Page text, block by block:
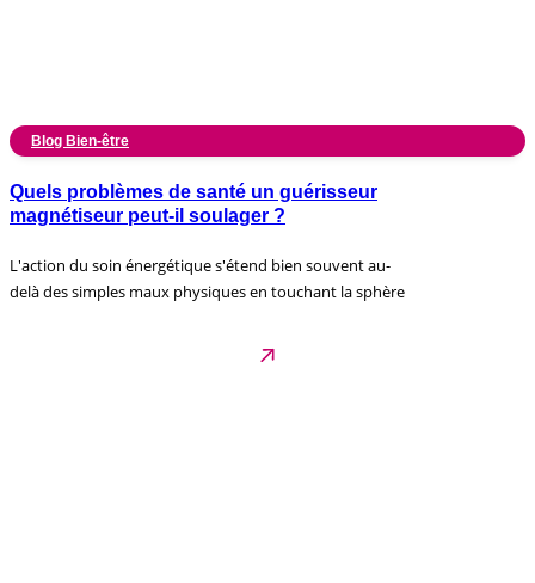
Blog Bien-être
Quels problèmes de santé un guérisseur
magnétiseur peut-il soulager ?
L'action du soin énergétique s'étend bien souvent au-
delà des simples maux physiques en touchant la sphère